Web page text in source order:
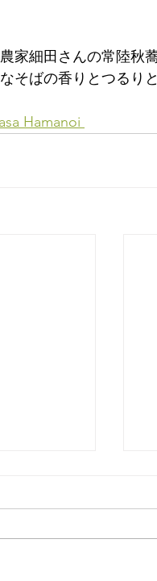
家細田さんの常陸秋
そばの香りとつるり
Hamanoi